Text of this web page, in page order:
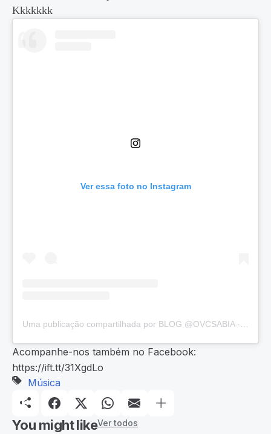
Kkkkkkk
Ver essa foto no Instagram
Acompanhe-nos também no Facebook:
https://ift.tt/31XgdLo
Música
You might likeVer todos